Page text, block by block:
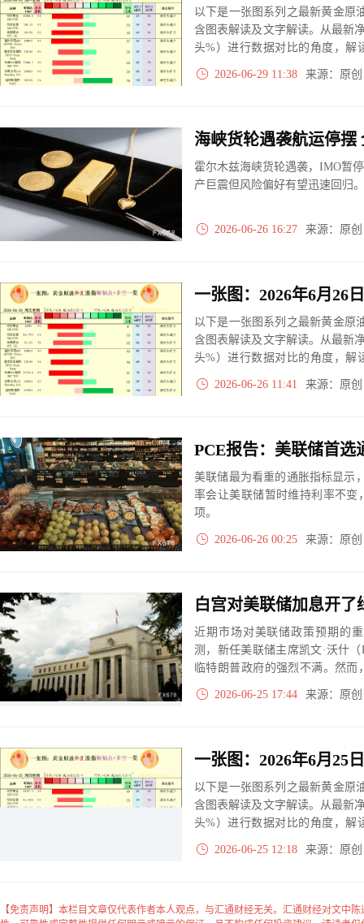
以下是一张图系列之最新黄金原
含图表解读及文字解读。从最新
头%）进行数据对比的角度，解
大、净多头减小、净空头无变
实际数据对比结果对应展示其中
2026-06-29 11:38 来源：原
霍尔木兹海峡货轮遇袭，IMO暂
产巨震但风险偏好有望迅速回归。
2026-06-26 16:27 来源：原
以下是一张图系列之最新黄金原
含图表解读及文字解读。从最新
头%）进行数据对比的角度，解
大、净多头减小、净空头无变
实际数据对比结果对应展示其中
2026-06-26 11:41 来源：原
美联储最为看重的通胀指标显示
率会让美联储暂时维持利率不变
项。
2026-06-26 00:25 来源：原
白宫对美联储加息开
近期市场对美联储政策预期的
测，新任美联储主席凯文·沃什
临特朗普政府的强烈不满。然
在的加息行动释放出较为宽容
贝森特（ScottBessent）的公开
2026-06-25 17:44 来源：原
以下是一张图系列之最新黄金原
含图表解读及文字解读。从最新
头%）进行数据对比的角度，解
大、净多头减小、净空头无变
实际数据对比结果对应展示其中
2026-06-25 12:18 来源：原
【免责声明】本栏目文章仅代表作者本人观点，与汇通财经无关。汇通财经对文中